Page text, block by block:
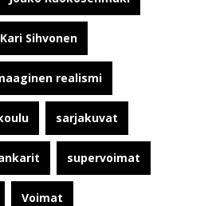
Kari Sihvonen
realismi
sarjakuvat
supervoimat
Voimat